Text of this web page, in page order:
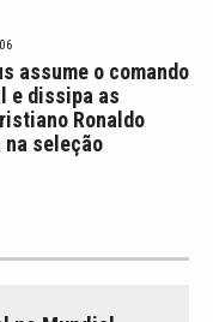
assume o comando
e dissipa as
Ronaldo
seleção